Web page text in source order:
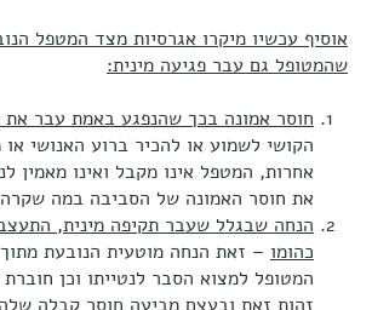
אוסיף עכשיו מיקרו אגרסיות מצד המטפל
שהמטופל גם עבר פגיעה מינית:
חוסר אמונה בכך שהנפגע באמת עבר
הקושי לשמוע או להכיר ברוע האנושי או
אחרות, המטפל אינו מקבל ואינו מאמין
את חוסר האמונה של הסביבה במה
הנחה שבגלל שעבר תקיפה מינית,
כהומו – זאת הנחה מוטעית הנובעת
המטופל למצוא הסבר לנטייתו וכן